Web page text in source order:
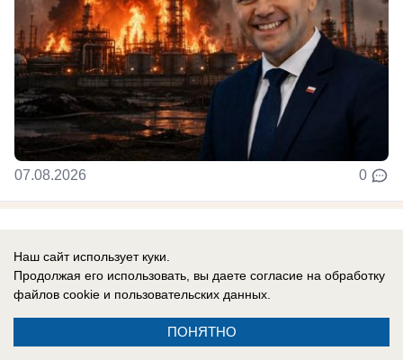
07.08.2026 0
Новости СМИ2
Наш сайт использует куки.
Продолжая его использовать, вы даете согласие на обработку
файлов cookie и пользовательских данных.
ПОНЯТНО